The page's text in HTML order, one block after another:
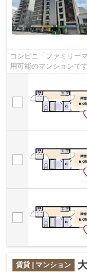
コンビニ「ファミリー
用可能のマンションで
いかがですか。共用部
賃貸 | マンション